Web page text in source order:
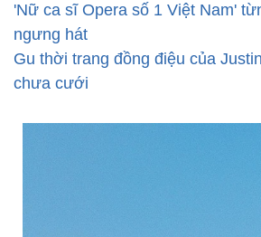
'Nữ ca sĩ Opera số 1 Việt Nam'
ngưng hát
Gu thời trang đồng điệu của
chưa cưới